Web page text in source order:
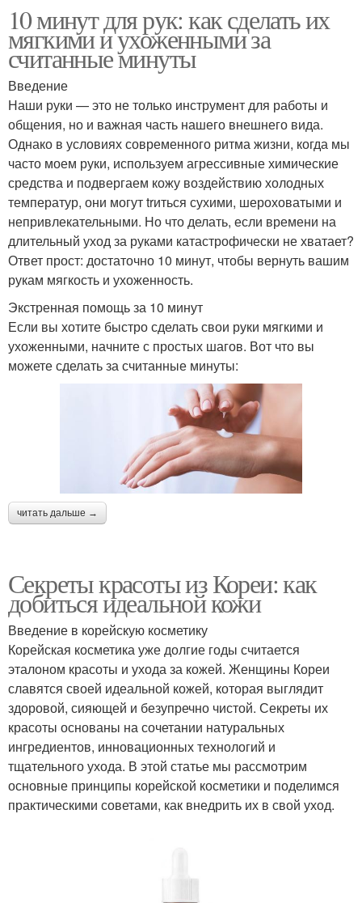
10 минут для рук: как сделать их
мягкими и ухоженными за
считанные минуты
Введение
Наши руки — это не только инструмент для работы и
общения, но и важная часть нашего внешнего вида.
Однако в условиях современного ритма жизни, когда мы
часто моем руки, используем агрессивные химические
средства и подвергаем кожу воздействию холодных
температур, они могут trиться сухими, шероховатыми и
непривлекательными. Но что делать, если времени на
длительный уход за руками катастрофически не хватает?
Ответ прост: достаточно 10 минут, чтобы вернуть вашим
рукам мягкость и ухоженность.
Экстренная помощь за 10 минут
Если вы хотите быстро сделать свои руки мягкими и
ухоженными, начните с простых шагов. Вот что вы
можете сделать за считанные минуты:
читать дальше →
Секреты красоты из Кореи: как
добиться идеальной кожи
Введение в корейскую косметику
Корейская косметика уже долгие годы считается
эталоном красоты и ухода за кожей. Женщины Кореи
славятся своей идеальной кожей, которая выглядит
здоровой, сияющей и безупречно чистой. Секреты их
красоты основаны на сочетании натуральных
ингредиентов, инновационных технологий и
тщательного ухода. В этой статье мы рассмотрим
основные принципы корейской косметики и поделимся
практическими советами, как внедрить их в свой уход.